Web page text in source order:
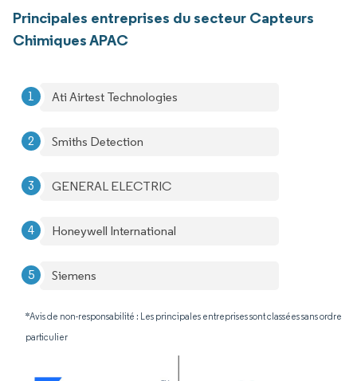
Principales entreprises du secteur Capteurs
Chimiques APAC
Ati Airtest Technologies
Smiths Detection
GENERAL ELECTRIC
Honeywell International
Siemens
*Avis de non-responsabilité : Les principales entreprises sont classées sans ordre
particulier